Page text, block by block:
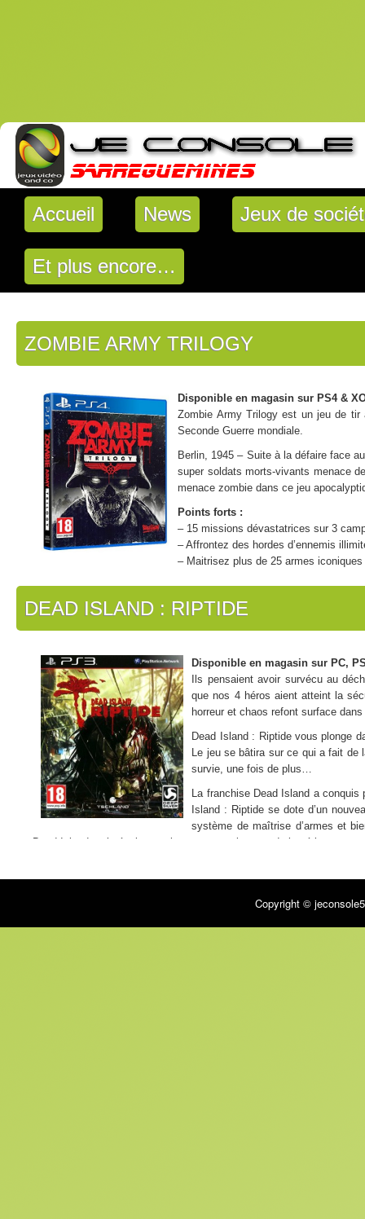
Accueil News Jeux de
Et plus encore…
ZOMBIE ARMY TRILOGY
Disponible en magasin sur PS4 &
Zombie Army Trilogy est un jeu de tir
Seconde Guerre mondiale.
Berlin, 1945 – Suite à la défaire face
super soldats morts-vivants menace
menace zombie dans ce jeu
Points forts :
– 15 missions dévastatrices sur 3
– Affrontez des hordes d’ennemis
– Maitrisez plus de 25 armes
DEAD ISLAND : RIPTIDE
Disponible en magasin sur PC,
Ils pensaient avoir survécu au
que nos 4 héros aient atteint la
horreur et chaos refont surface
Dead Island : Riptide vous plonge
Le jeu se bâtira sur ce qui a fait de
survie, une fois de plus…
La franchise Dead Island a
Island : Riptide se dote d’un
système de maîtrise d’armes et
Dead Island mais également les nouveaux joueurs de la série.
Copyright ©